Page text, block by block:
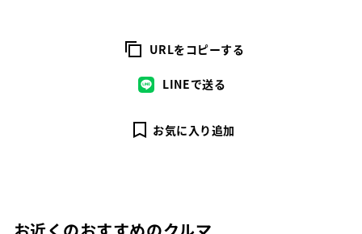
URLをコピーする
LINEで送る
お気に入り追加